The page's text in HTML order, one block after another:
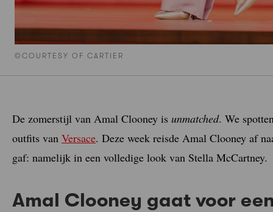
©COURTESY OF CARTIER
De zomerstijl van Amal Clooney is unmatched. We
outfits van Versace. Deze week reisde Amal Clooney af
gaf: namelijk in een volledige look van Stella McCartney.
Amal Clooney gaat voor